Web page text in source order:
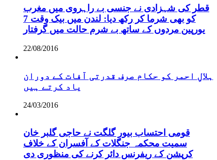
قطر کی شہزادی نے جنسی بے راہروی میں مغرب
کو بھی شرما کر رکھ دیا: لندن میں بیک وقت 7
یورپین مردوں کے ساتھ بے شرم حالت میں گرفتار
22/08/2016
ہلالِ احمر کو حکام صرف قدرتی آفات کے دوران
یاد کرتے ہیں
24/03/2016
قومی احتساب بیور گلگت نے حاجی گلبر خان
سمیت محکمہ جنگلات کے آفسران کے خلاف
کرپشن کے ریفرنس دائر کرنے کی منظوری دی